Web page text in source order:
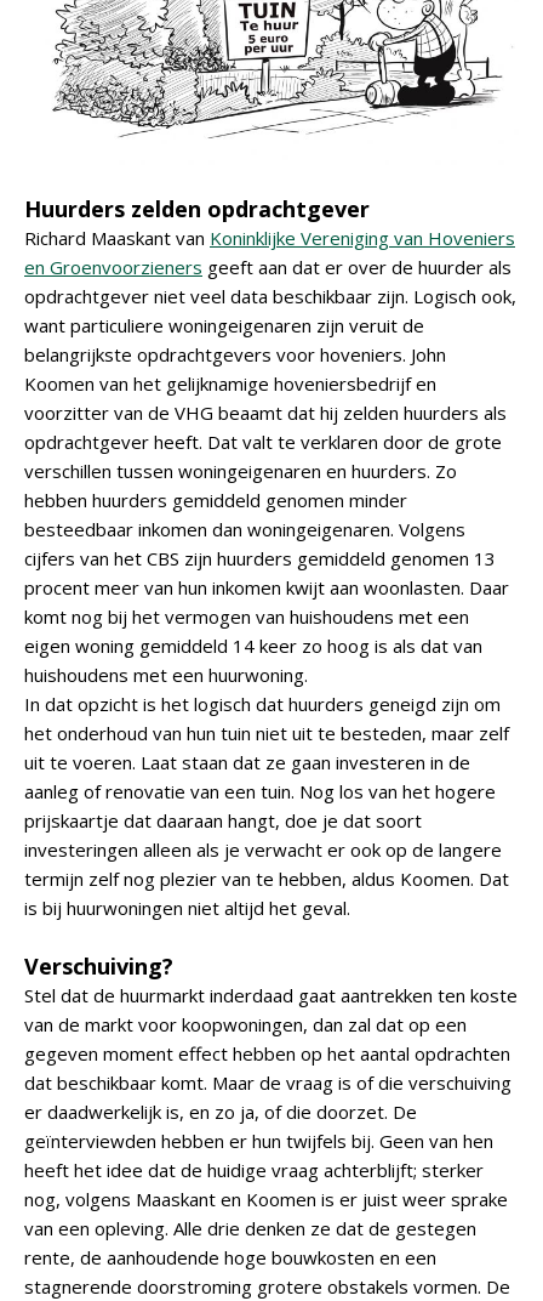
Huurders zelden opdrachtgever
Richard Maaskant van Koninklijke Vereniging van Hoveniers
en Groenvoorzieners geeft aan dat er over de huurder als
opdrachtgever niet veel data beschikbaar zijn. Logisch ook,
want particuliere woningeigenaren zijn veruit de
belangrijkste opdrachtgevers voor hoveniers. John
Koomen van het gelijknamige hoveniersbedrijf en
voorzitter van de VHG beaamt dat hij zelden huurders als
opdrachtgever heeft. Dat valt te verklaren door de grote
verschillen tussen woningeigenaren en huurders. Zo
hebben huurders gemiddeld genomen minder
besteedbaar inkomen dan woningeigenaren. Volgens
cijfers van het CBS zijn huurders gemiddeld genomen 13
procent meer van hun inkomen kwijt aan woonlasten. Daar
komt nog bij het vermogen van huishoudens met een
eigen woning gemiddeld 14 keer zo hoog is als dat van
huishoudens met een huurwoning.
In dat opzicht is het logisch dat huurders geneigd zijn om
het onderhoud van hun tuin niet uit te besteden, maar zelf
uit te voeren. Laat staan dat ze gaan investeren in de
aanleg of renovatie van een tuin. Nog los van het hogere
prijskaartje dat daaraan hangt, doe je dat soort
investeringen alleen als je verwacht er ook op de langere
termijn zelf nog plezier van te hebben, aldus Koomen. Dat
is bij huurwoningen niet altijd het geval.
Verschuiving?
Stel dat de huurmarkt inderdaad gaat aantrekken ten koste
van de markt voor koopwoningen, dan zal dat op een
gegeven moment effect hebben op het aantal opdrachten
dat beschikbaar komt. Maar de vraag is of die verschuiving
er daadwerkelijk is, en zo ja, of die doorzet. De
geïnterviewden hebben er hun twijfels bij. Geen van hen
heeft het idee dat de huidige vraag achterblijft; sterker
nog, volgens Maaskant en Koomen is er juist weer sprake
van een opleving. Alle drie denken ze dat de gestegen
rente, de aanhoudende hoge bouwkosten en een
stagnerende doorstroming grotere obstakels vormen. De